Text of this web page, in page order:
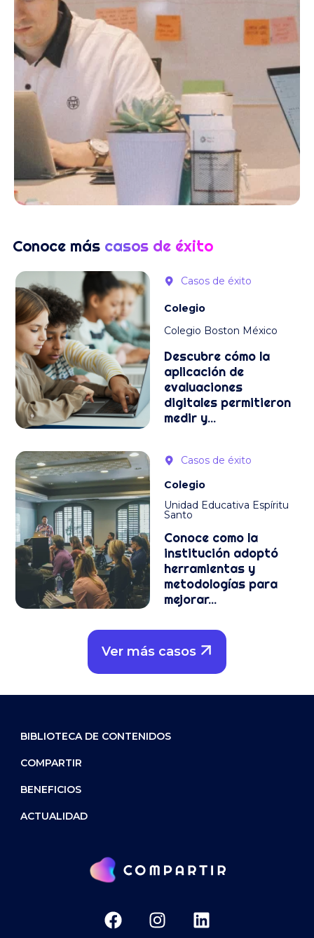
Conoce más casos de éxito
Casos de éxito
Colegio
Colegio Boston México
Descubre cómo la
aplicación de
evaluaciones
digitales permitieron
medir y...
Casos de éxito
Colegio
Unidad Educativa Espíritu
Santo
Conoce como la
institución adoptó
herramientas y
metodologías para
mejorar...
Ver más casos
BIBLIOTECA DE CONTENIDOS
COMPARTIR
BENEFICIOS
ACTUALIDAD